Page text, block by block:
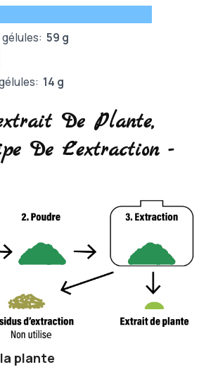
gélules: 59 g
14 g
De Plante,
De L'extraction -
plante